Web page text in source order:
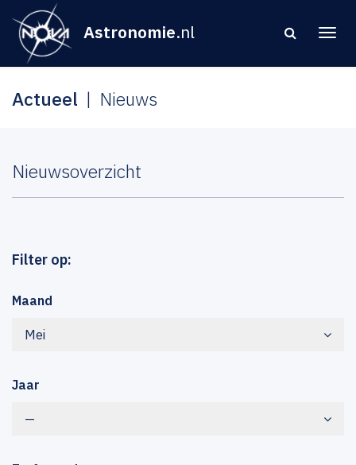
Astronomie.nl
Actueel Nieuws
Nieuwsoverzicht
Filter op:
Maand
Mei
Jaar
—